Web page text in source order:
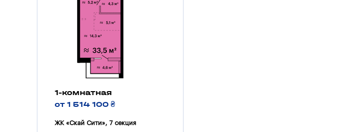
1-комнатная
от 1 514 100 ₴
ЖК «Скай Сити», 7 секция